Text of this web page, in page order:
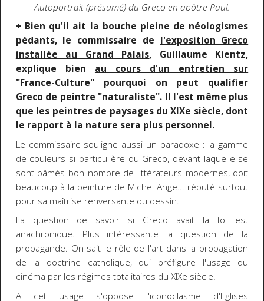
Autoportrait (présumé) du Greco en apôtre Paul.
+ Bien qu'il ait la bouche pleine de néologismes
pédants, le commissaire de l'exposition Greco
installée au Grand Palais, Guillaume Kientz,
explique bien au cours d'un entretien sur
"France-Culture"pourquoi on peut qualifier
Greco de peintre "naturaliste". Il l'est même plus
que les peintres de paysages du XIXe siècle, dont
le rapport à la nature sera plus personnel.
Le commissaire souligne aussi un paradoxe : la gamme
de couleurs si particulière du Greco, devant laquelle se
sont pâmés bon nombre de littérateurs modernes, doit
beaucoup à la peinture de Michel-Ange... réputé surtout
pour sa maîtrise renversante du dessin.
La question de savoir si Greco avait la foi est
anachronique. Plus intéressante la question de la
propagande. On sait le rôle de l'art dans la propagation
de la doctrine catholique, qui préfigure l'usage du
cinéma par les régimes totalitaires du XIXe siècle.
A cet usage s'oppose l'iconoclasme d'Eglises